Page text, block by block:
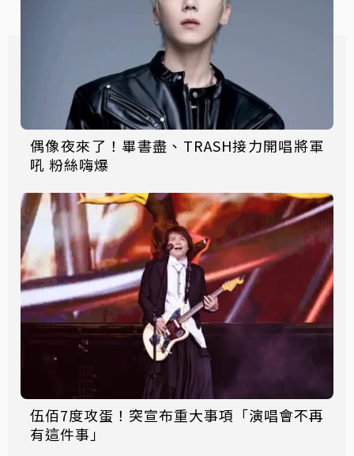
偶像夜來了！畢書盡、TRASH接力開唱將軍
吼 粉絲嗨爆
伍佰7度攻蛋！突宣布重大事項「演唱會不再
有這件事」